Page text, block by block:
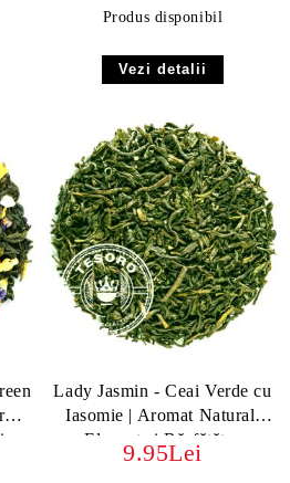
Produs disponibil
Vezi detalii
Lady Jasmin - Ceai Verde cu
Iasomie | Aromat Natural,
Elegant și Răsfățător
9.95Lei